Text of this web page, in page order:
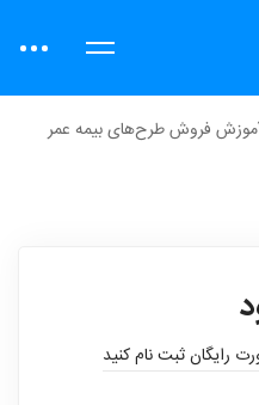
فروش طرح‌های بیمه عمر
رایگان ثبت نام کنید